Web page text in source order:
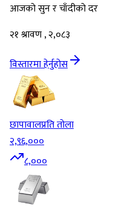
आजको सुन र चाँदीको दर
२१ श्रावण , २,०८३
विस्तारमा हेर्नुहोस
छापावालप्रति तोला
२,९६,०००
८,०००